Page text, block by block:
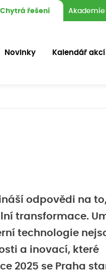
Chytrá řešení
Novinky Kalendář akcí
odpovědi na
transformace.
technologie
a inovací, které
2025 se Praha